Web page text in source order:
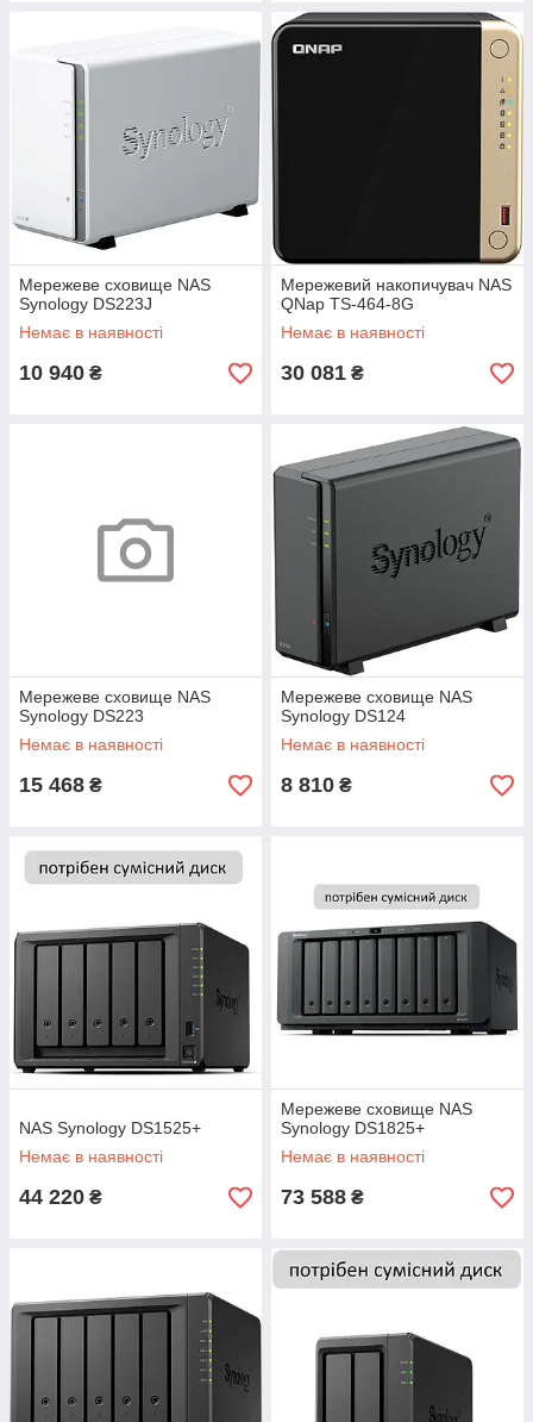
Мережеве сховище NAS
Synology DS223J
Немає в наявності
10 940 ₴
Мережевий накопичувач NAS
QNap TS-464-8G
Немає в наявності
30 081 ₴
Мережеве сховище NAS
Synology DS223
Немає в наявності
15 468 ₴
Мережеве сховище NAS
Synology DS124
Немає в наявності
8 810 ₴
NAS Synology DS1525+
Немає в наявності
44 220 ₴
Мережеве сховище NAS
Synology DS1825+
Немає в наявності
73 588 ₴